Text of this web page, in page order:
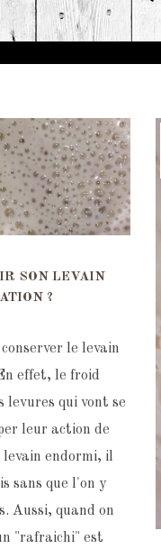
SON LEVAIN
?
le levain
effet, le froid
levures qui vont se
leur action de
endormi, il
sans que l'on y
Aussi, quand on
"rafraichi" est